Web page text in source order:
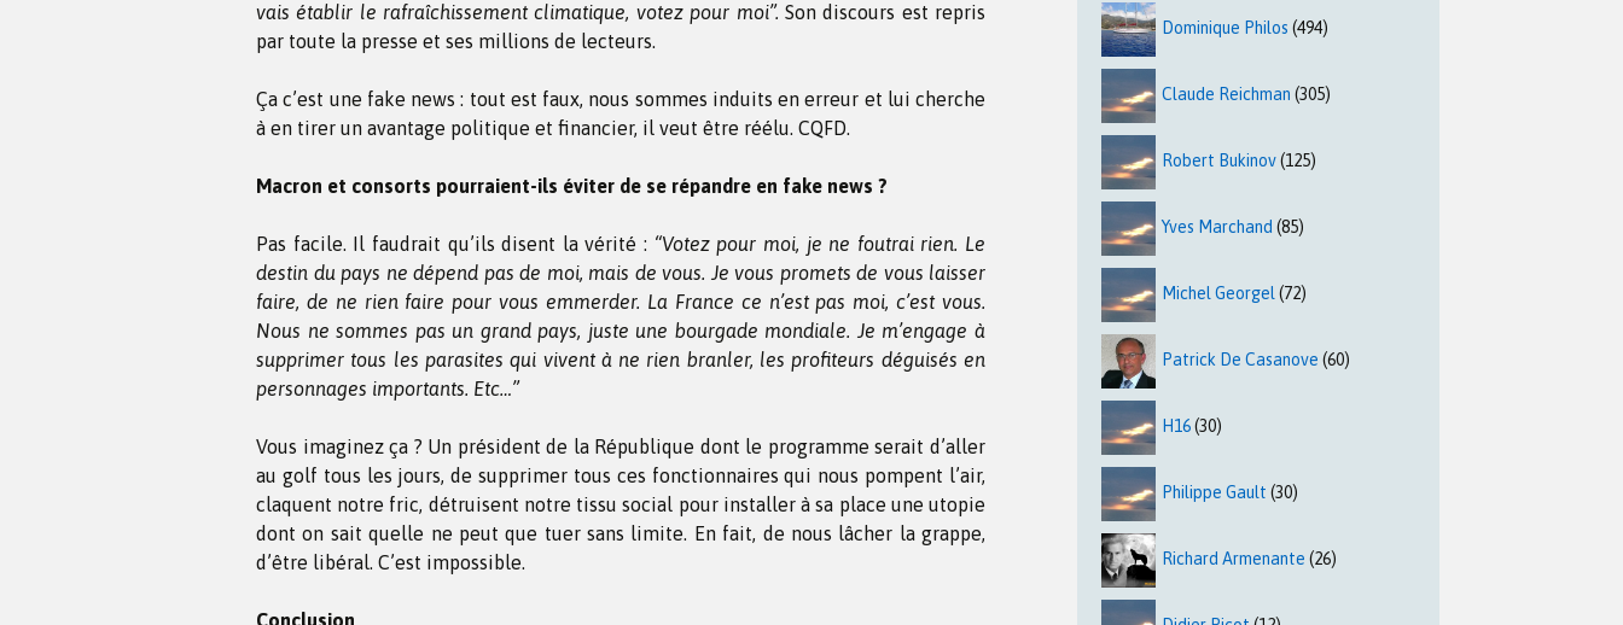
vais établir le rafraîchissement climatique, votez pour moi”. Son discours est repris
par toute la presse et ses millions de lecteurs.
Ça c’est une fake news : tout est faux, nous sommes induits en erreur et lui cherche
à en tirer un avantage politique et financier, il veut être réélu. CQFD.
Macron et consorts pourraient-ils éviter de se répandre en fake news ?
Pas facile. Il faudrait qu’ils disent la vérité : “Votez pour moi, je ne foutrai rien. Le
destin du pays ne dépend pas de moi, mais de vous. Je vous promets de vous laisser
faire, de ne rien faire pour vous emmerder. La France ce n’est pas moi, c’est vous.
Nous ne sommes pas un grand pays, juste une bourgade mondiale. Je m’engage à
supprimer tous les parasites qui vivent à ne rien branler, les profiteurs déguisés en
personnages importants. Etc…”
Vous imaginez ça ? Un président de la République dont le programme serait d’aller
au golf tous les jours, de supprimer tous ces fonctionnaires qui nous pompent l’air,
claquent notre fric, détruisent notre tissu social pour installer à sa place une utopie
dont on sait quelle ne peut que tuer sans limite. En fait, de nous lâcher la grappe,
d’être libéral. C’est impossible.
Conclusion
Dominique Philos (494)
Claude Reichman (305)
Robert Bukinov(125)
Yves Marchand (85)
Michel Georgel (72)
Patrick De Casanove (60)
H16(30)
Philippe Gault (30)
Richard Armenante (26)